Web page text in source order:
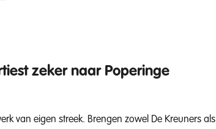
zeker naar Poperinge
van eigen streek. Brengen zowel De Kreuners als